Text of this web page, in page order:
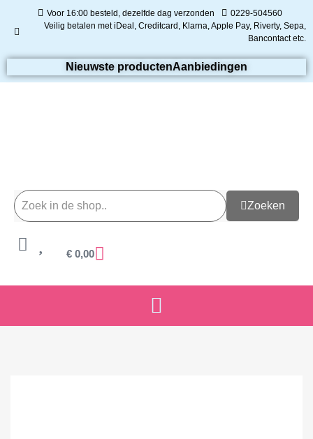
Voor 16:00 besteld, dezelfde dag verzonden
0229-504560
Veilig betalen met iDeal, Creditcard, Klarna, Apple Pay, Riverty, Sepa,
Bancontact etc.
Nieuwste productenAanbiedingen
Zoeken
€ 0,00